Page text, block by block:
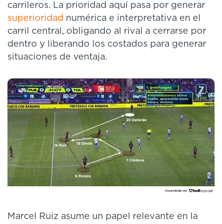
carrileros. La prioridad aquí pasa por generar
superioridad numérica e interpretativa en el
carril central, obligando al rival a cerrarse por
dentro y liberando los costados para generar
situaciones de ventaja.
Marcel Ruiz asume un papel relevante en la